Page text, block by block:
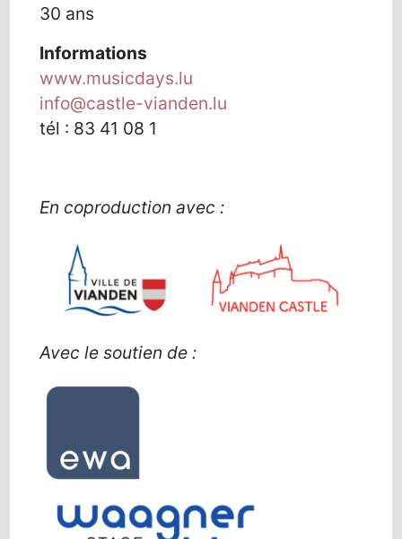
30 ans
Informations
www.musicdays.lu
info@castle-vianden.lu
tél : 83 41 08 1
En coproduction avec :
Avec le soutien de :